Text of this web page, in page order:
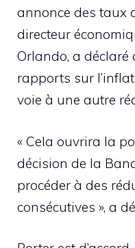
annonce des taux
directeur
Orlando, a
rapports sur
voie à une autre
« Cela ouvrira la
décision de la
procéder à des
consécutives », a